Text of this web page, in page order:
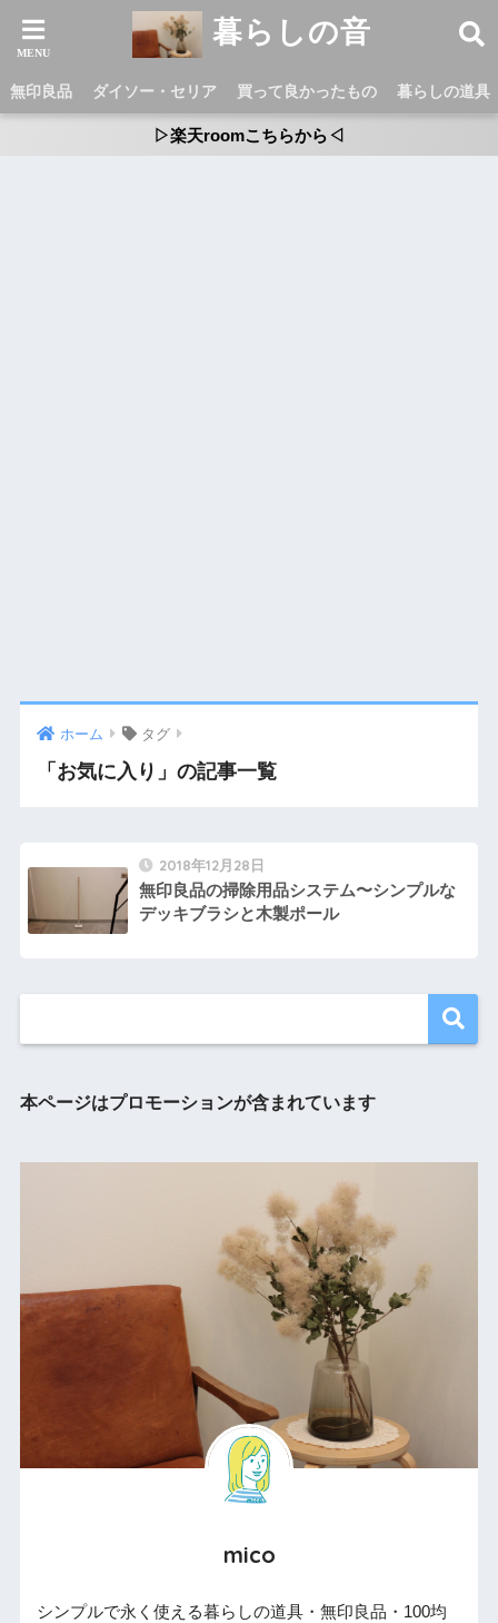
暮らしの音
無印良品 ダイソー・セリア 買って良かったもの 暮らしの道具
▷楽天roomこちらから◁
ホーム タグ
「お気に入り」の記事一覧
2018年12月28日
無印良品の掃除用品システム〜シンプルな
デッキブラシと木製ポール
本ページはプロモーションが含まれています
mico
シンプルで永く使える暮らしの道具・無印良品・100均